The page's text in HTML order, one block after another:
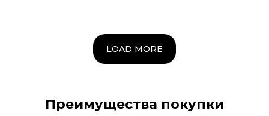
LOAD MORE
Преимущества покупки